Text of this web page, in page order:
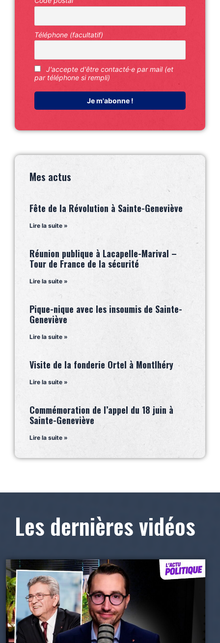
Téléphone (facultatif)
J'accepte d'être contacté·e par mail (et
par téléphone si rempli)
Mes actus
Fête de la Révolution à Sainte-Geneviève
Lire la suite »
Réunion publique à Lacapelle-Marival –
Tour de France de la sécurité
Lire la suite »
Pique-nique avec les insoumis de Sainte-
Geneviève
Lire la suite »
Visite de la fonderie Ortel à Montlhéry
Lire la suite »
Commémoration de l’appel du 18 juin à
Sainte-Geneviève
Lire la suite »
Les dernières vidéos